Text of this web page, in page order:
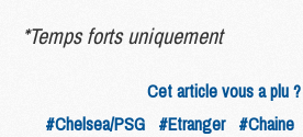
*Temps forts uniquement
Cet article vous a plu
#Chelsea/PSG #Etranger #Chaine